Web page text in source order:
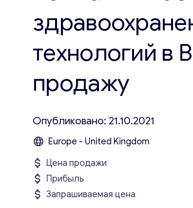
технологий в
продажу
Опубликовано: 21.10.2021
Europe - United Kingdom
Цена продажи
Прибыль
Запрашиваемая цена